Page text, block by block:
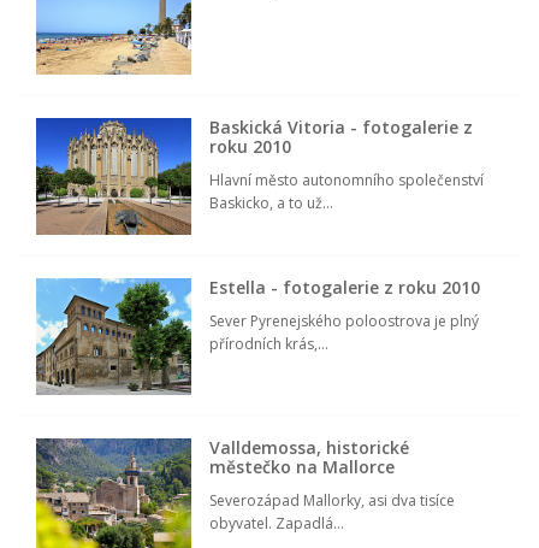
Baskická Vitoria - fotogalerie z
roku 2010
Hlavní město autonomního společenství
Baskicko, a to už...
Estella - fotogalerie z roku 2010
Sever Pyrenejského poloostrova je plný
přírodních krás,...
Valldemossa, historické
městečko na Mallorce
Severozápad Mallorky, asi dva tisíce
obyvatel. Zapadlá...